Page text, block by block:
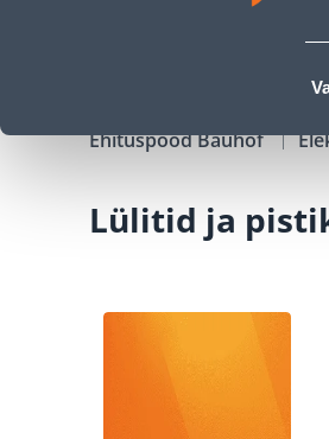
Ehituspood Bauhof
Lülitid ja